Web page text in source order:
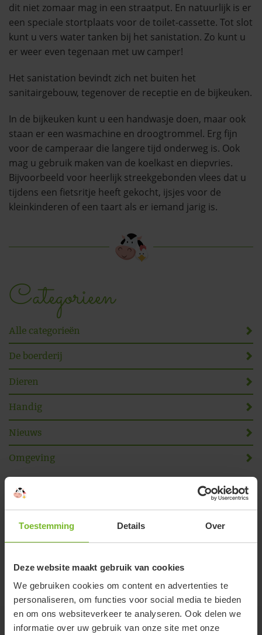
Toestemming Details Over
Deze website maakt gebruik van cookies
We gebruiken cookies om content en advertenties te
personaliseren, om functies voor social media te bieden
en om ons websiteverkeer te analyseren. Ook delen we
informatie over uw gebruik van onze site met onze
dit niet zomaar mag in een straatput. En natuurlijk is er
een speciale stortplaats voor de toilet-cassette. Tot slot
kunt u vers water tanken bij het sanistation. Zo kunt u
er weer even tegenaan met uw camper!
Het sanistation bevindt zich net buiten het
sanitairgebouw, tegenover de receptie en de bijkeuken.
In de bijkeuken kunt u een handwasje doen, maar ook
staan er een wasmachine en droogtrommel. Erg fijn
voor de camperaar die langere tijd onderweg is. Ook
mag u gebruik maken van de koelkast en diepvries.
Bijvoorbeeld voor heerlijk streekgebonden vlees dat u
tijdens een fietsritje heeft gekocht, ijsjes voor de
kleinkinderen of een taart als er iemand jarig is.
Categorieen
Alle categorieën
De boerderij
Dieren
Handig
Nieuws
Omgeving
Volg ons